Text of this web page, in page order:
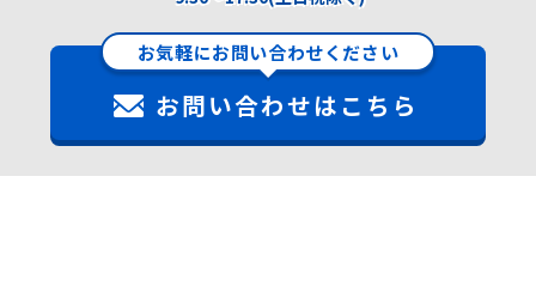
お気軽にお問い合わせください
お問い合わせはこちら